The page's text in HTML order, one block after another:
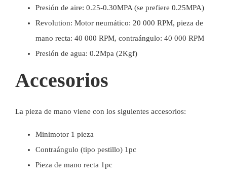
Presión de aire: 0.25-0.30MPA (se prefiere 0.25MPA)
Revolution: Motor neumático: 20 000 RPM, pieza de
mano recta: 40 000 RPM, contraángulo: 40 000 RPM
Presión de agua: 0.2Mpa (2Kgf)
Accesorios
La pieza de mano viene con los siguientes accesorios:
Minimotor 1 pieza
Contraángulo (tipo pestillo) 1pc
Pieza de mano recta 1pc